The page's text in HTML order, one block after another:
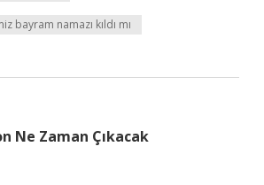
bayram namazı kıldı mı
Ne Zaman Çıkacak